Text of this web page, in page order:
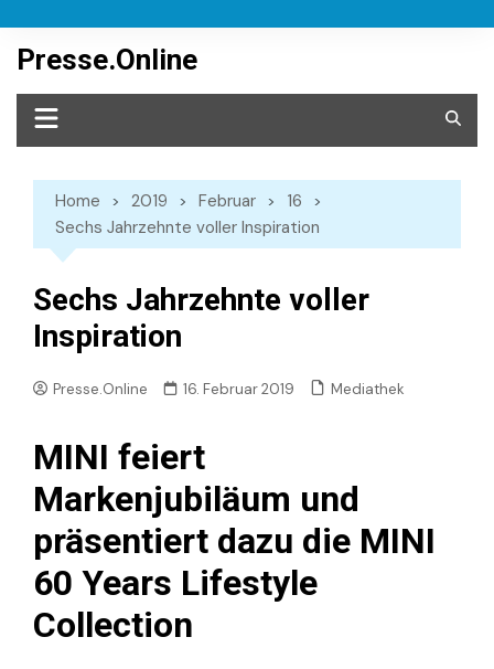
content
Presse.Online
Home 2019 Februar
16
Sechs Jahrzehnte voller Inspiration
Sechs Jahrzehnte voller
Inspiration
Presse.Online 16. Februar 2019 Mediathek
MINI feiert
Markenjubiläum und
präsentiert dazu die MINI
60 Years Lifestyle
Collection